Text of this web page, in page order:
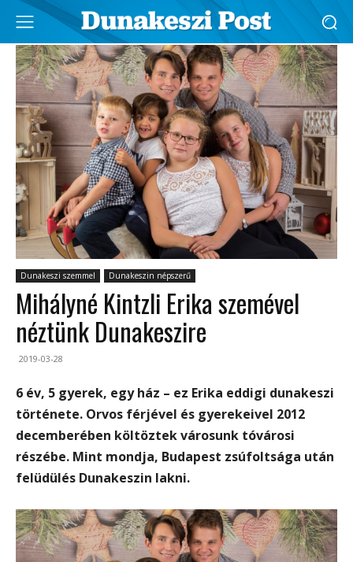
Dunakeszi szemmel Dunakeszin népszerű
Mihályné Kintzli Erika szemével
néztünk Dunakeszire
2019-03-28
6 év, 5 gyerek, egy ház – ez Erika eddigi dunakeszi
története. Orvos férjével és gyerekeivel 2012
decemberében költöztek városunk tóvárosi
részébe. Mint mondja, Budapest zsúfoltsága után
felüdülés Dunakeszin lakni.